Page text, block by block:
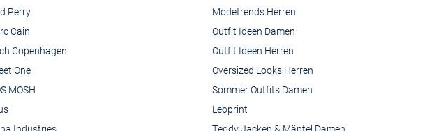
Perry
Cain
Copenhagen
One
MOSH
Industries
Modetrends Herren
Outfit Ideen Damen
Outfit Ideen Herren
Oversized Looks Herren
Sommer Outfits Damen
Leoprint
Teddy Jacken & Mäntel Damen